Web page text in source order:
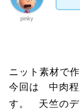
pinky
ニット素材で
今回は 中肉程
す。 天竺のデ